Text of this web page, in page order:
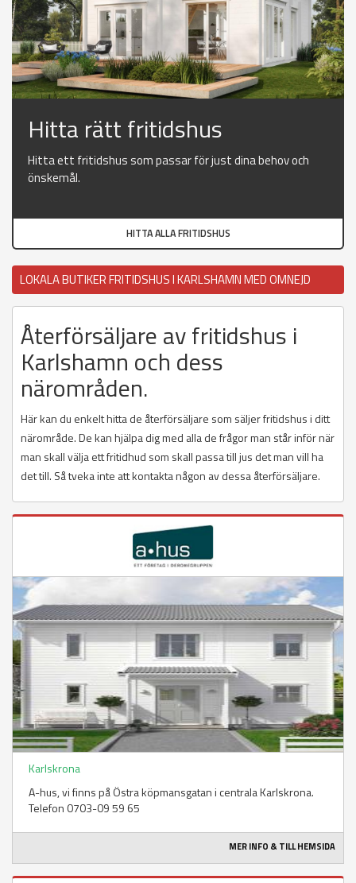
Hitta rätt fritidshus
Hitta ett fritidshus som passar för just dina behov och
önskemål.
HITTA ALLA FRITIDSHUS
LOKALA BUTIKER FRITIDSHUS I KARLSHAMN MED OMNEJD
Återförsäljare av fritidshus i
Karlshamn och dess
närområden.
Här kan du enkelt hitta de återförsäljare som säljer fritidshus i ditt
närområde. De kan hjälpa dig med alla de frågor man står inför när
man skall välja ett fritidhud som skall passa till jus det man vill ha
det till. Så tveka inte att kontakta någon av dessa återförsäljare.
Karlskrona
A-hus, vi finns på Östra köpmansgatan i centrala Karlskrona.
Telefon 0703-09 59 65
MER INFO & TILL HEMSIDA